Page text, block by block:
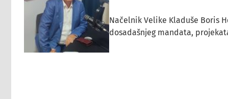
Načelnik Velike Kladuše Boris
dosadašnjeg mandata,